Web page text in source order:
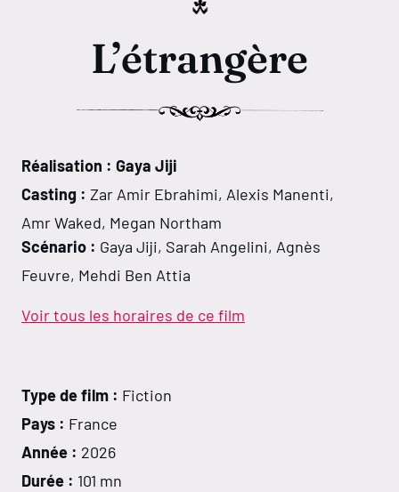
L’étrangère
Réalisation : Gaya Jiji
Casting : Zar Amir Ebrahimi, Alexis Manenti,
Amr Waked, Megan Northam
Scénario : Gaya Jiji, Sarah Angelini, Agnès
Feuvre, Mehdi Ben Attia
Voir tous les horaires de ce film
Type de film : Fiction
Pays : France
Année : 2026
Durée : 101 mn